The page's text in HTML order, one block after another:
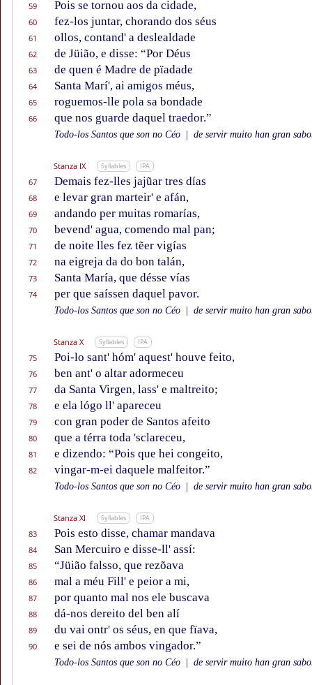
59 Pois se tornou aos da cidade,
60 fez-los juntar, chorando dos séus
61 ollos, contand' a deslealdade
62 de Jüião, e disse: “Por Déus
63 de quen é Madre de pïadade
64 Santa Marí', ai amigos méus,
65 roguemos-lle pola sa bondade
66 que nos guarde daquel traedor.”
Todo-los Santos que son no Céo de servir muito han gran
Stanza IX Syllables IPA
67 Demais fez-lles jajũar tres días
68 e levar gran marteir' e afán,
69 andando per muitas romarías,
70 bevend' agua, comendo mal pan;
71 de noite lles fez tẽer vigías
72 na eigreja da do bon talán,
73 Santa María, que désse vías
74 per que saíssen daquel pavor.
Todo-los Santos que son no Céo de servir muito han gran
Stanza X Syllables IPA
75 Poi-lo sant' hóm' aquest' houve feito,
76 ben ant' o altar adormeceu
77 da Santa Virgen, lass' e maltreito;
78 e ela lógo ll' apareceu
79 con gran poder de Santos afeito
80 que a térra toda 'sclareceu,
81 e dizendo: “Pois que hei congeito,
82 vingar-m-ei daquele malfeitor.”
Todo-los Santos que son no Céo de servir muito han gran
Stanza XI Syllables IPA
83 Pois esto disse, chamar mandava
84 San Mercuiro e disse-ll' assí:
85 “Jüião falsso, que rezõava
86 mal a méu Fill' e peior a mi,
87 por quanto mal nos ele buscava
88 dá-nos dereito del ben alí
89 du vai ontr' os séus, en que fïava,
90 e sei de nós ambos vingador.”
Todo-los Santos que son no Céo de servir muito han gran